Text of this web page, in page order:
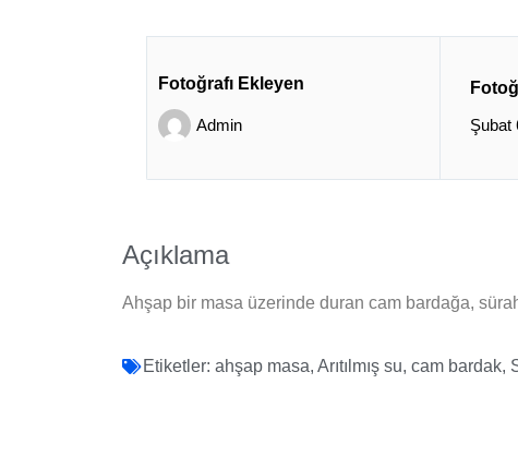
Fotoğrafı Ekleyen
Admin
Şubat
Açıklama
Ahşap bir masa üzerinde duran cam bardağa,
Etiketler: ahşap masa, Arıtılmış su, cam bardak,